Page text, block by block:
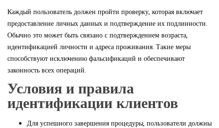
Каждый пользователь должен пройти проверку, которая включает
предоставление личных данных и подтверждение их подлинности.
Обычно это может быть связано с подтверждением возраста,
идентификацией личности и адреса проживания. Такие меры
способствуют исключению фальсификаций и обеспечивают
законность всех операций.
Условия и правила
идентификации клиентов
Для успешного завершения процедуры, пользователи должны